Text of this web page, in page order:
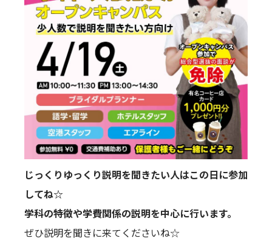
じっくりゆっくり説明を聞きたい人はこの日に参加
してね☆
学科の特徴や学費関係の説明を中心に行います。
ぜひ説明を聞きに来てくださいね☆